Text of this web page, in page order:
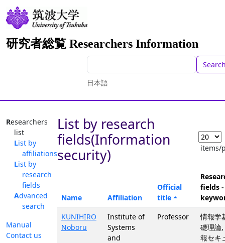
研究者総覧 Researchers Information
日本語
Researchers
list
List by
affiliations
List by
research
fields
Advanced
search
Manual
Contact us
List by research
fields(Information
security)
items/
Name Affiliation
Official
title
fields -
KUNIHIRO
Noboru
Institute of
Systems
and
Professor
情報学
礎理論
報セキ